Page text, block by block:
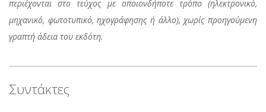
περιέχονται στο τεύχος με οποιονδήποτε τρόπο (ηλεκτρονικό,
μηχανικό, φωτοτυπικό, ηχογράφησης ή άλλο), χωρίς προηγούμενη
γραπτή άδεια του εκδότη.
Συντάκτες